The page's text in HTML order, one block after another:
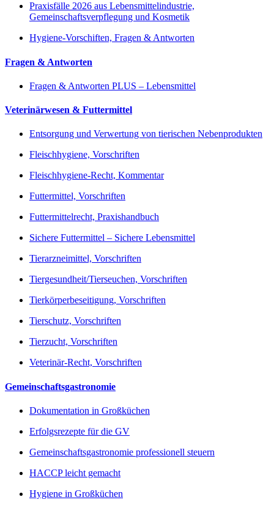
Praxisfälle 2026 aus Lebensmittelindustrie,
Gemeinschaftsverpflegung und Kosmetik
Hygiene-Vorschiften, Fragen & Antworten
Fragen & Antworten
Fragen & Antworten PLUS – Lebensmittel
Veterinärwesen & Futtermittel
Entsorgung und Verwertung von tierischen Nebenprodukten
Fleischhygiene, Vorschriften
Fleischhygiene-Recht, Kommentar
Futtermittel, Vorschriften
Futtermittelrecht, Praxishandbuch
Sichere Futtermittel – Sichere Lebensmittel
Tierarzneimittel, Vorschriften
Tiergesundheit/Tierseuchen, Vorschriften
Tierkörperbeseitigung, Vorschriften
Tierschutz, Vorschriften
Tierzucht, Vorschriften
Veterinär-Recht, Vorschriften
Gemeinschaftsgastronomie
Dokumentation in Großküchen
Erfolgsrezepte für die GV
Gemeinschaftsgastronomie professionell steuern
HACCP leicht gemacht
Hygiene in Großküchen